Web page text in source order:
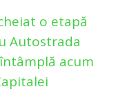
o etapă
Autostrada
acum